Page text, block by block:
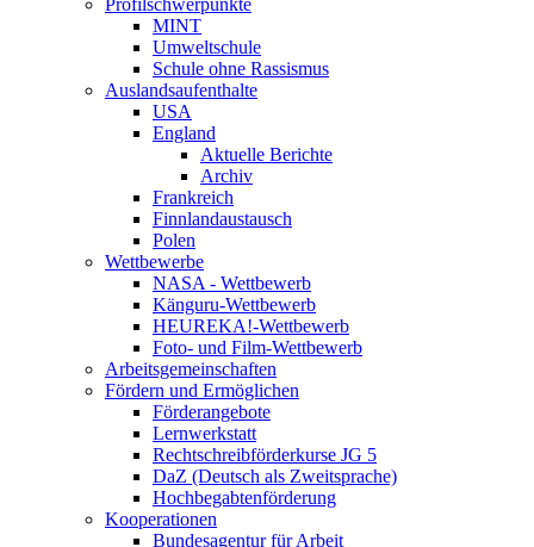
Profilschwerpunkte
MINT
Umweltschule
Schule ohne Rassismus
Auslandsaufenthalte
USA
England
Aktuelle Berichte
Archiv
Frankreich
Finnlandaustausch
Polen
Wettbewerbe
NASA - Wettbewerb
Känguru-Wettbewerb
HEUREKA!-Wettbewerb
Foto- und Film-Wettbewerb
Arbeitsgemeinschaften
Fördern und Ermöglichen
Förderangebote
Lernwerkstatt
Rechtschreibförderkurse JG 5
DaZ (Deutsch als Zweitsprache)
Hochbegabtenförderung
Kooperationen
Bundesagentur für Arbeit